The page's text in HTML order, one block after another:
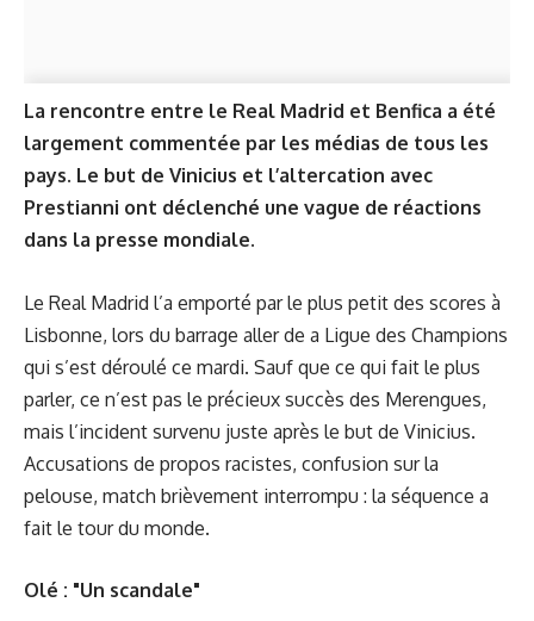
La rencontre entre le Real Madrid et Benfica a été
largement commentée par les médias de tous les
pays. Le but de Vinicius et l’altercation avec
Prestianni ont déclenché une vague de réactions
dans la presse mondiale.
Le Real Madrid l’a emporté par le plus petit des scores à
Lisbonne, lors du barrage aller de a Ligue des Champions
qui s’est déroulé ce mardi. Sauf que ce qui fait le plus
parler, ce n’est pas le précieux succès des Merengues,
mais l’incident survenu juste après le but de Vinicius.
Accusations de propos racistes, confusion sur la
pelouse, match brièvement interrompu : la séquence a
fait le tour du monde.
Olé : "Un scandale"